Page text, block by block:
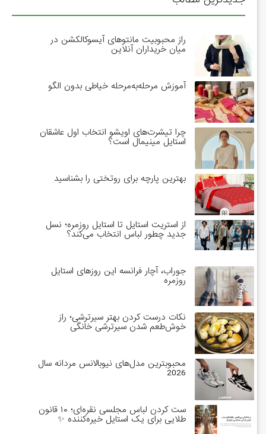
راز محبوبیت مانتوهای آیسوکالکشن در
میان خریداران آنلاین
آموزش مرحله‌به‌مرحله خیاطی بدون الگو
چرا تیشرت‌های اویشو انتخاب اول عاشقان
استایل مینیمال است؟
بهترین پارچه برای روتختی را بشناسید
از استریت استایل تا استایل روزمره؛ نسل
جدید چطور لباس انتخاب می‌کند؟
جوراب، آچار فرانسه این روزهای استایل
روزمره
نکات درست کردن بهتر سیرترشی؛ راز
خوش‌طعم شدن سیرترشی خانگی
محبوبترین مدل‌های نیوبالانس مردانه سال
2026
ست کردن لباس مجلسی نقره‌ای؛ ۱۰ قانون
طلایی برای یک استایل خیره‌کننده ✨